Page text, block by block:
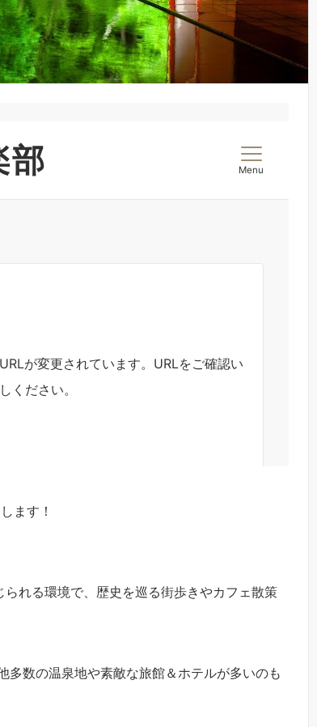
ます！
れる環境で、歴史を巡る街歩きやカフェ散策
多数の温泉地や素敵な旅館＆ホテルが多いのも